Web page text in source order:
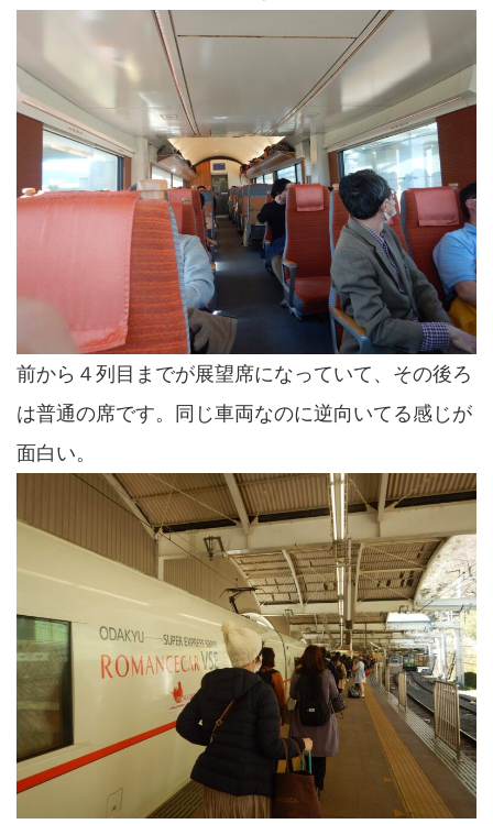
前から４列目までが展望席になっていて、その後ろ
は普通の席です。同じ車両なのに逆向いてる感じが
面白い。